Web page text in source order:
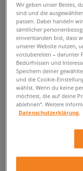
Wir geben unser Bestes,
sind und die
passen. Dabei handeln
sämtlicher
einverstanden bist, dass
unserer Website nutzen,
vorzubereiten – darunter
Bedürfnissen und
Speichern deiner
und die Cookie-
wählst. Wenn du keine
möchtest, die auf deine
ablehnen“. Weitere
Datenschutzerklärung.